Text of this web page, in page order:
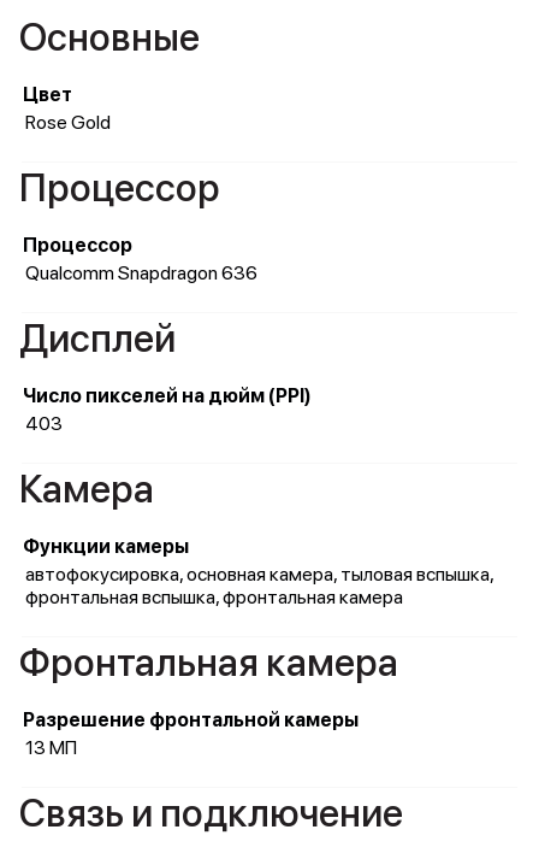
Основные
Цвет
Rose Gold
Процессор
Процессор
Qualcomm Snapdragon 636
Дисплей
Число пикселей на дюйм (PPI)
403
Камера
Функции камеры
автофокусировка, основная камера, тыловая вспышка,
фронтальная вспышка, фронтальная камера
Фронтальная камера
Разрешение фронтальной камеры
13 МП
Связь и подключение